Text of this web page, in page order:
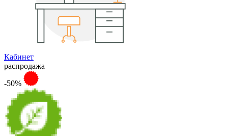
Кабинет
распродажа
-50%